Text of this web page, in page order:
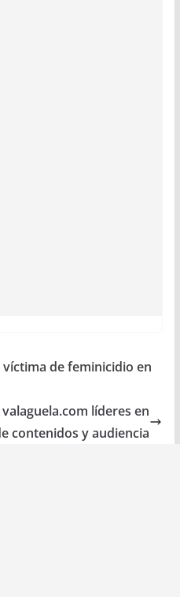
de feminicidio en
líderes en
contenidos y audiencia